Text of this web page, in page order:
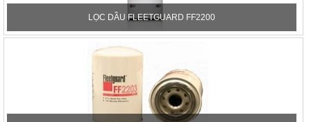
LỌC DẦU FLEETGUARD FF2200